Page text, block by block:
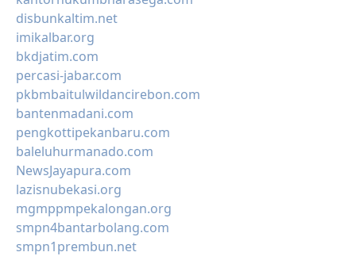
disbunkaltim.net
imikalbar.org
bkdjatim.com
percasi-jabar.com
pkbmbaitulwildancirebon.com
bantenmadani.com
pengkottipekanbaru.com
baleluhurmanado.com
NewsJayapura.com
lazisnubekasi.org
mgmppmpekalongan.org
smpn4bantarbolang.com
smpn1prembun.net